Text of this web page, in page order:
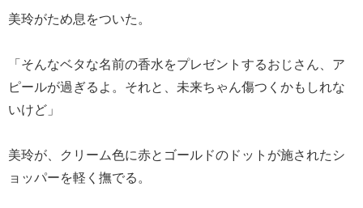
美玲がため息をついた。
「そんなベタな名前の香水をプレゼントするおじさん、ア
ピールが過ぎるよ。それと、未来ちゃん傷つくかもしれな
いけど」
美玲が、クリーム色に赤とゴールドのドットが施されたシ
ョッパーを軽く撫でる。